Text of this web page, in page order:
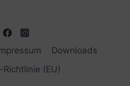
Downloads
Richtlinie (EU)